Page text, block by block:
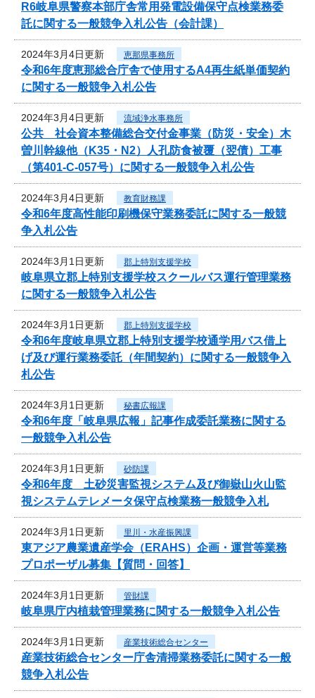
R6岐阜県警察本部庁舎常用発電設備保守点検業務委
託に関する一般競争入札公告（会計課）
2024年3月4日更新 恵那県事務所
令和6年度恵那総合庁舎で使用するA4再生紙単価契約
に関する一般競争入札公告
2024年3月4日更新 流域浄水事務所
公共 社会資本整備総合交付金事業（防災・安全）木
曽川幹線他（K35・N2）人孔防食被覆（翌債）工事
（第401-C-057号）に関する一般競争入札公告
2024年3月4日更新 教育財務課
令和6年度高性能印刷機保守業務委託に関する一般競
争入札公告
2024年3月1日更新 郡上特別支援学校
岐阜県立郡上特別支援学校スクールバス運行管理業務
に関する一般競争入札公告
2024年3月1日更新 郡上特別支援学校
令和6年度岐阜県立郡上特別支援学校通学用バス借上
げ及び運行業務委託（年間契約）に関する一般競争入
札公告
2024年3月1日更新 秘書広報課
令和6年度「岐阜県広報」記事作成委託業務に関する
一般競争入札公告
2024年3月1日更新 砂防課
令和6年度 土砂災害監視システム及び御嶽山火山監
視システムテレメータ保守点検業務一般競争入札
2024年3月1日更新 里川・水産振興課
東アジア農業遺産学会（ERAHS）企画・運営等業務
プロポーザル募集【質問・回答】
2024年3月1日更新 管財課
岐阜県庁内植栽管理業務に関する一般競争入札公告
2024年3月1日更新 産業技術総合センター
産業技術総合センター庁舎清掃業務委託に関する一般
競争入札公告